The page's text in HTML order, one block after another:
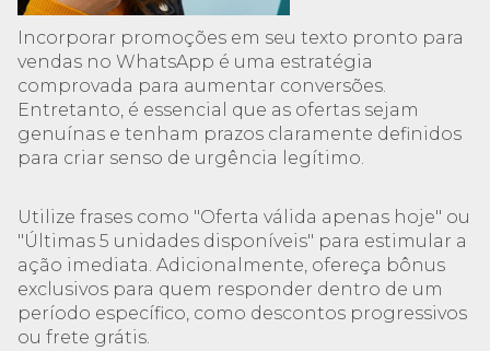
Incorporar promoções em seu texto pronto para
vendas no WhatsApp é uma estratégia
comprovada para aumentar conversões.
Entretanto, é essencial que as ofertas sejam
genuínas e tenham prazos claramente definidos
para criar senso de urgência legítimo.
Utilize frases como "Oferta válida apenas hoje" ou
"Últimas 5 unidades disponíveis" para estimular a
ação imediata. Adicionalmente, ofereça bônus
exclusivos para quem responder dentro de um
período específico, como descontos progressivos
ou frete grátis.